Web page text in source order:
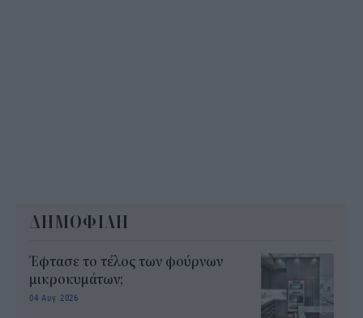
ΔΗΜΟΦΙΛΗ
Έφτασε το τέλος των φούρνων
μικροκυμάτων;
04 Αυγ 2026